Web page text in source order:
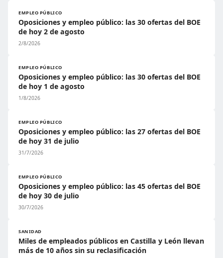
EMPLEO PÚBLICO
Oposiciones y empleo público: las 30 ofertas del BOE
de hoy 2 de agosto
2/8/2026
EMPLEO PÚBLICO
Oposiciones y empleo público: las 30 ofertas del BOE
de hoy 1 de agosto
1/8/2026
EMPLEO PÚBLICO
Oposiciones y empleo público: las 27 ofertas del BOE
de hoy 31 de julio
31/7/2026
EMPLEO PÚBLICO
Oposiciones y empleo público: las 45 ofertas del BOE
de hoy 30 de julio
30/7/2026
SANIDAD
Miles de empleados públicos en Castilla y León llevan
más de 10 años sin su reclasificación